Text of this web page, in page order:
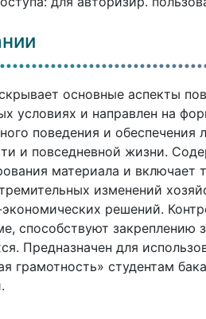
основные аспекты
условиях и направлен на
поведения и
и повседневной жизни.
материала и включает
изменений
решений.
способствуют закреплению
Предназначен для
грамотность» студентам